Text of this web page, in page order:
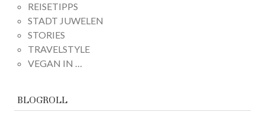
REISETIPPS
STADT JUWELEN
STORIES
TRAVELSTYLE
VEGAN IN …
BLOGROLL